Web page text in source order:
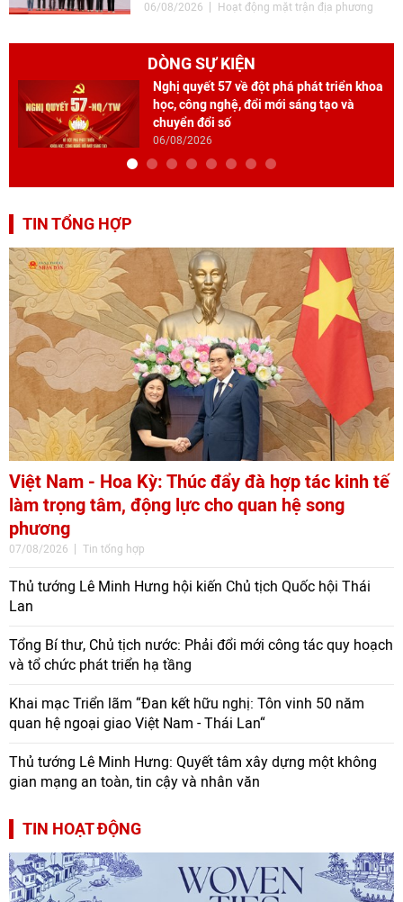
06/08/2026 Hoạt động mặt trận địa phương
DÒNG SỰ KIỆN
Nghị quyết 57 về đột phá phát triển khoa
học, công nghệ, đổi mới sáng tạo và
chuyển đổi số
06/08/2026
TIN TỔNG HỢP
Việt Nam - Hoa Kỳ: Thúc đẩy đà hợp tác kinh tế
làm trọng tâm, động lực cho quan hệ song
phương
07/08/2026 Tin tổng hợp
Thủ tướng Lê Minh Hưng hội kiến Chủ tịch Quốc hội Thái
Lan
Tổng Bí thư, Chủ tịch nước: Phải đổi mới công tác quy hoạch
và tổ chức phát triển hạ tầng
Khai mạc Triển lãm “Đan kết hữu nghị: Tôn vinh 50 năm
quan hệ ngoại giao Việt Nam - Thái Lan“
Thủ tướng Lê Minh Hưng: Quyết tâm xây dựng một không
gian mạng an toàn, tin cậy và nhân văn
TIN HOẠT ĐỘNG